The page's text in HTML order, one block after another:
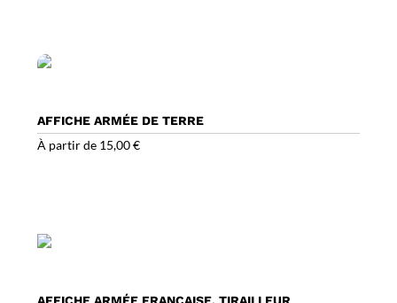
AFFICHE ARMÉE DE TERRE
À partir de 15,00€
AFFICHE ARMÉE FRANÇAISE, TIRAILLEUR